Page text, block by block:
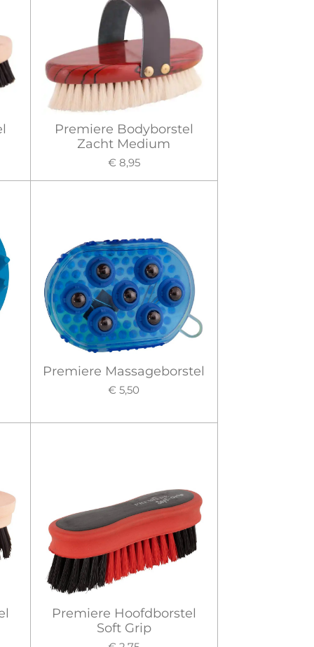
Premiere Bodyborstel
Zacht Medium
€ 8,95
Premiere Massageborstel
€ 5,50
Premiere Hoofdborstel
Soft Grip